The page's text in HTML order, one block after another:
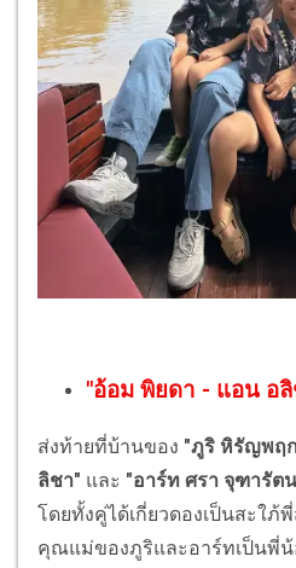
"อ้อม พิยดา - แอน อ
ส่งท้ายที่บ้านของ "ภูริ หิรัญพฤ
ลิชา" และ "อาร์ท ศรา จุฑารัต
โดยทั้งคู่ได้เกี่ยวดองเป็นสะใภ้
คุณแม่ของภูริและอาร์ทเป็นพี่น้